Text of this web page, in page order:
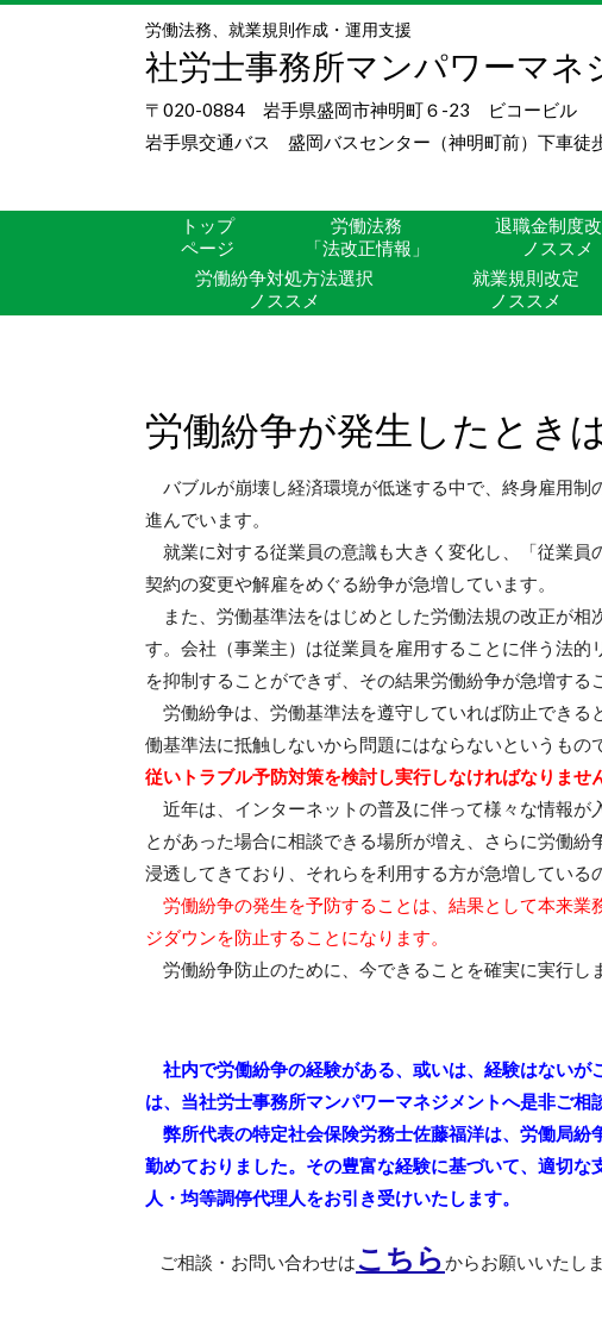
労働法務、就業規則作成・運用支援
社労士事務所マンパワーマネ
〒020-0884 岩手県盛岡市神明町６-23 ビコービル
岩手県交通バス 盛岡バスセンター（神明町前）下車徒
トップ
ページ
労働法務
「法改正情報」
退職金制度
ノススメ
労働紛争対処方法選択
ノススメ
就業規則改定
ノススメ
労働紛争が発生したとき
バブルが崩壊し経済環境が低迷する中で、終身雇用制
進んでいます。
就業に対する従業員の意識も大きく変化し、「従業員
契約の変更や解雇をめぐる紛争が急増しています。
また、労働基準法をはじめとした労働法規の改正が相
す。会社（事業主）は従業員を雇用することに伴う法
を抑制することができず、その結果労働紛争が急増する
労働紛争は、労働基準法を遵守していれば防止でき
働基準法に抵触しないから問題にはならないというもの
従いトラブル予防対策を検討し実行しなければなりませ
近年は、インターネットの普及に伴って様々な情報が
とがあった場合に相談できる場所が増え、さらに労働
浸透してきており、それらを利用する方が急増している
労働紛争の発生を予防することは、結果として本来
ジダウンを防止することになります。
労働紛争防止のために、今できることを確実に実行し
社内で労働紛争の経験がある、或いは、経験はない
は、当社労士事務所マンパワーマネジメントへ是非ご相
弊所代表の特定社会保険労務士佐藤福洋は、労働局
勤めておりました。その豊富な経験に基づいて、適切
人・均等調停代理人をお引き受けいたします。
ご相談・お問い合わせは こちらからお願いいたしま